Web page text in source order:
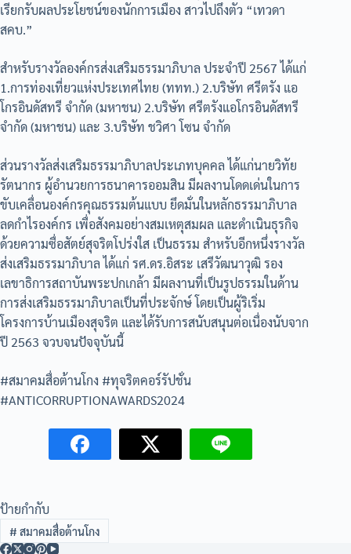
เรียกรับผลประโยชน์ของนักการเมือง สาวไปถึงตัว “เทวดา
สคบ.”
สำหรับรางวัลองค์กรส่งเสริมธรรมาภิบาล ประจำปี 2567 ได้แก่
1.การท่องเที่ยวแห่งประเทศไทย (ททท.) 2.บริษัท ศรีตรัง แอ
โกรอินดัสทรี จำกัด (มหาชน) 2.บริษัท ศรีตรังแอโกรอินดัสทรี
จำกัด (มหาชน) และ 3.บริษัท ชวิศา โซน จำกัด
ส่วนรางวัลส่งเสริมธรรมาภิบาลประเภทบุคคล ได้แก่นายวิทัย
รัตนากร ผู้อำนวยการธนาคารออมสิน มีผลงานโดดเด่นในการ
ขับเคลื่อนองค์กรคุณธรรมต้นแบบ ยึดมั่นในหลักธรรมาภิบาล
ลดกำไรองค์กร เพื่อสังคมอย่างสมเหตุสมผล และดำเนินธุรกิจ
ด้วยความซื่อสัตย์สุจริตโปร่งใส เป็นธรรม สำหรับอีกหนึ่งรางวัล
ส่งเสริมธรรมาภิบาล ได้แก่ รศ.ดร.อิสระ เสรีวัฒนาวุฒิ รอง
เลขาธิการสถาบันพระปกเกล้า มีผลงานที่เป็นรูปธรรมในด้าน
การส่งเสริมธรรมาภิบาลเป็นที่ประจักษ์ โดยเป็นผู้ริเริ่ม
โครงการบ้านเมืองสุจริต และได้รับการสนับสนุนต่อเนื่องนับจาก
ปี 2563 จวบจนปัจจุบันนี้
#สมาคมสื่อต้านโกง #ทุจริตคอร์รัปชั่น
#ANTICORRUPTIONAWARDS2024
ป้ายกำกับ
# สมาคมสื่อต้านโกง